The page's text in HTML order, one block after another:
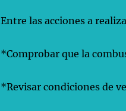
Entre las acciones a
*Comprobar que la
*Revisar condiciones de